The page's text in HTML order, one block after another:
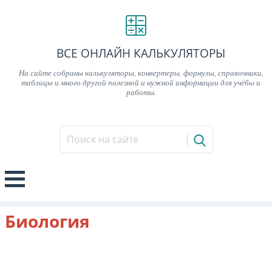
ВСЕ ОНЛАЙН КАЛЬКУЛЯТОРЫ
На сайте собраны калькуляторы, конвертеры, формулы, справочники,
таблицы и много другой полезной и нужной информации для учёбы и
работы.
Биология